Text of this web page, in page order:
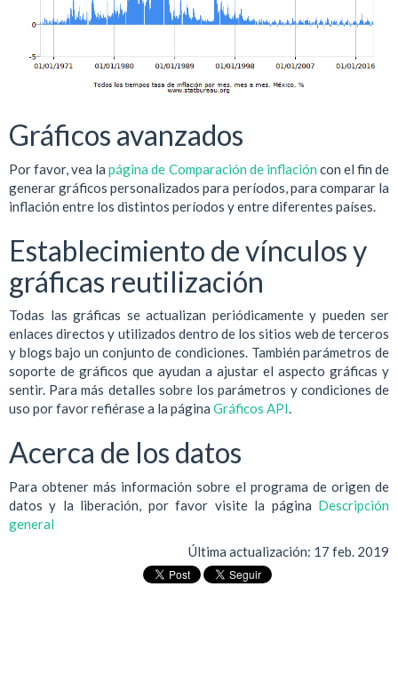
Gráficos avanzados
Por favor, vea lapágina de Comparación de inflación con el fin de
generar gráficos personalizados para períodos, para comparar la
inflación entre los distintos períodos y entre diferentes países.
Establecimiento de vínculos y
gráficas reutilización
Todas las gráficas se actualizan periódicamente y pueden ser
enlaces directos y utilizados dentro de los sitios web de terceros
y blogs bajo un conjunto de condiciones. También parámetros de
soporte de gráficos que ayudan a ajustar el aspecto gráficas y
sentir. Para más detalles sobre los parámetros y condiciones de
uso por favor refiérase a la página Gráficos API.
Acerca de los datos
Para obtener más información sobre el programa de origen de
datos y la liberación, por favor visite la página Descripción
general
Última actualización: 17 feb. 2019